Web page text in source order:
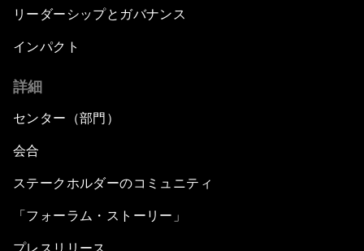
リーダーシップとガバナンス
インパクト
詳細
センター（部門）
会合
ステークホルダーのコミュニティ
「フォーラム・ストーリー」